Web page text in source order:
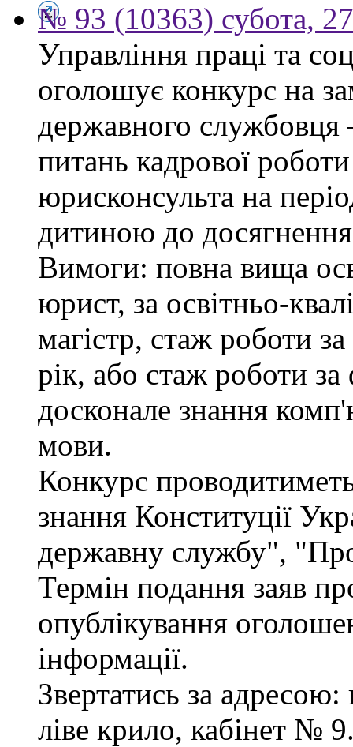
№ 93 (10363) субота,
Управління праці та
оголошує конкурс на
державного службовця
питань кадрової
юрисконсульта на
дитиною до
Вимоги: повна вища
юрист, за освітньо-
магістр, стаж роботи
рік, або стаж роботи
досконале знання
мови.
Конкурс
знання Конституції
державну службу",
Термін подання заяв
опублікування
інформації.
Звертатись за
ліве крило, кабінет №